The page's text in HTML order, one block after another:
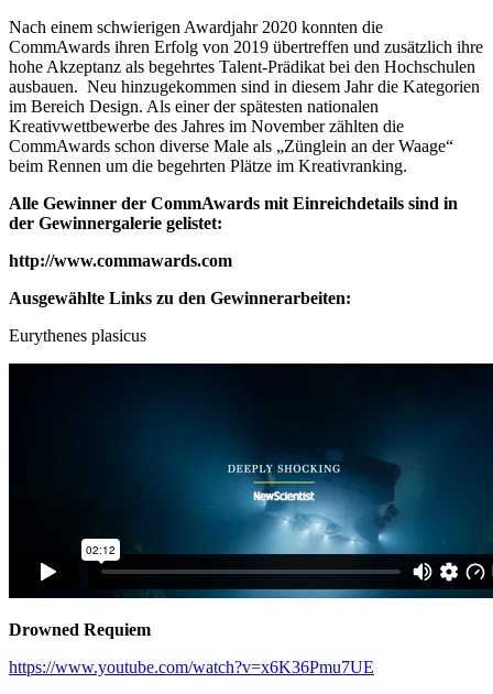
Nach einem schwierigen Awardjahr 2020 konnten die
CommAwards ihren Erfolg von 2019 übertreffen und zusätzlich ihre
hohe Akzeptanz als begehrtes Talent-Prädikat bei den Hochschulen
ausbauen. Neu hinzugekommen sind in diesem Jahr die Kategorien
im Bereich Design. Als einer der spätesten nationalen
Kreativwettbewerbe des Jahres im November zählten die
CommAwards schon diverse Male als „Zünglein an der Waage“
beim Rennen um die begehrten Plätze im Kreativranking.
Alle Gewinner der CommAwards mit Einreichdetails sind in
der Gewinnergalerie gelistet:
http://www.commawards.com
Ausgewählte Links zu den Gewinnerarbeiten:
Eurythenes plasicus
Drowned Requiem
https://www.youtube.com/watch?v=x6K36Pmu7UE